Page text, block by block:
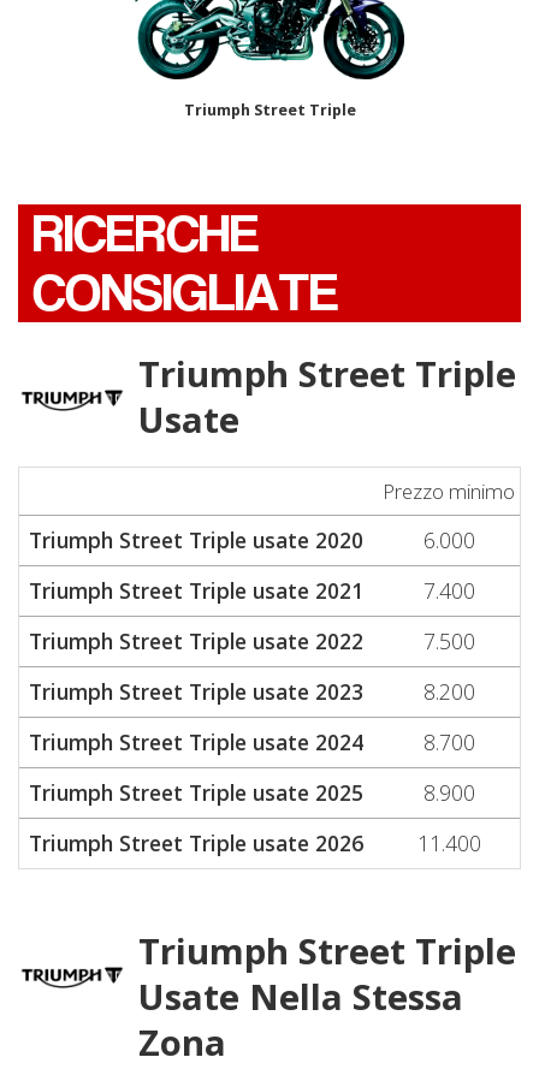
Triumph Street Triple
RICERCHE
CONSIGLIATE
Triumph Street Triple
Usate
Prezzo minimo
Triumph Street Triple usate 2020
6.000
Triumph Street Triple usate 2021
7.400
Triumph Street Triple usate 2022
7.500
Triumph Street Triple usate 2023
8.200
Triumph Street Triple usate 2024
8.700
Triumph Street Triple usate 2025
8.900
Triumph Street Triple usate 2026
11.400
Triumph Street Triple
Usate Nella Stessa
Zona